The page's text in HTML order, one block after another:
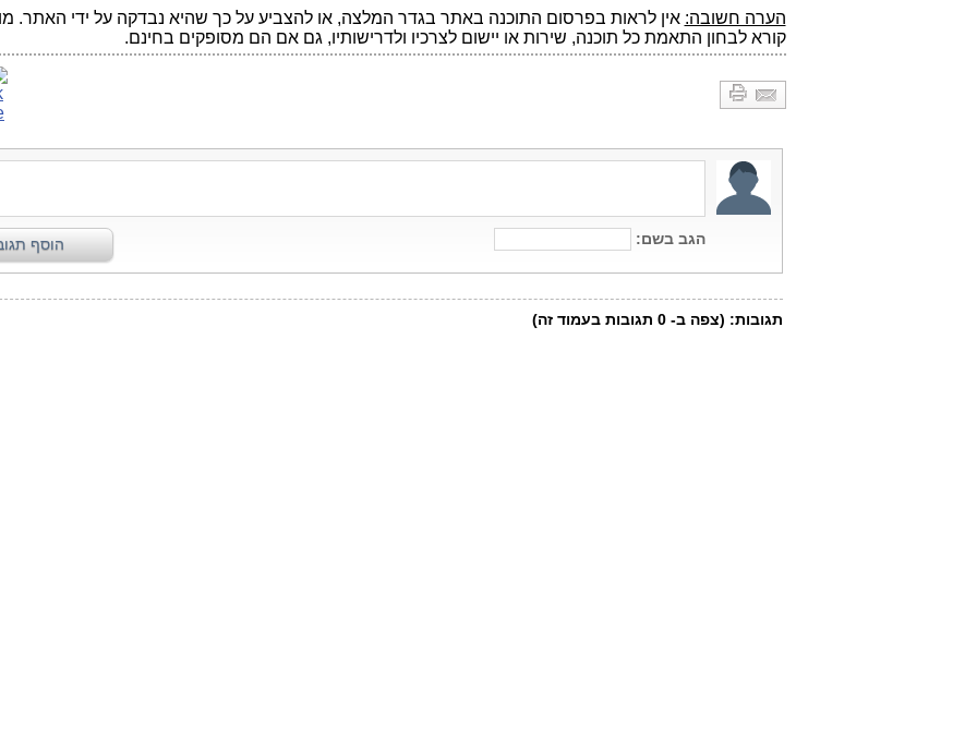
הערה חשובה: אין לראות בפרסום התוכנה באתר בגדר המלצה, או להצביע על כך שהיא נבדקה על ידי האתר.
קורא לבחון התאמת כל תוכנה, שירות או יישום לצרכיו ולדרישותיו, גם אם הם מסופקים בחינם.